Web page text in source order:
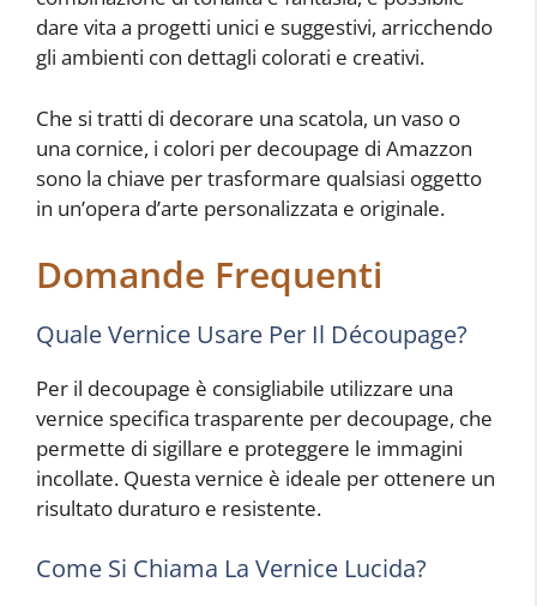
dare vita a progetti unici e suggestivi, arricchendo
gli ambienti con dettagli colorati e creativi.
Che si tratti di decorare una scatola, un vaso o
una cornice, i colori per decoupage di Amazzon
sono la chiave per trasformare qualsiasi oggetto
in un’opera d’arte personalizzata e originale.
Domande Frequenti
Quale Vernice Usare Per Il Découpage?
Per il decoupage è consigliabile utilizzare una
vernice specifica trasparente per decoupage, che
permette di sigillare e proteggere le immagini
incollate. Questa vernice è ideale per ottenere un
risultato duraturo e resistente.
Come Si Chiama La Vernice Lucida?